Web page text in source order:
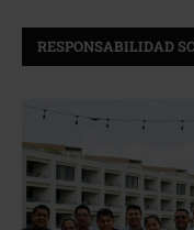
RESPONSABILIDAD